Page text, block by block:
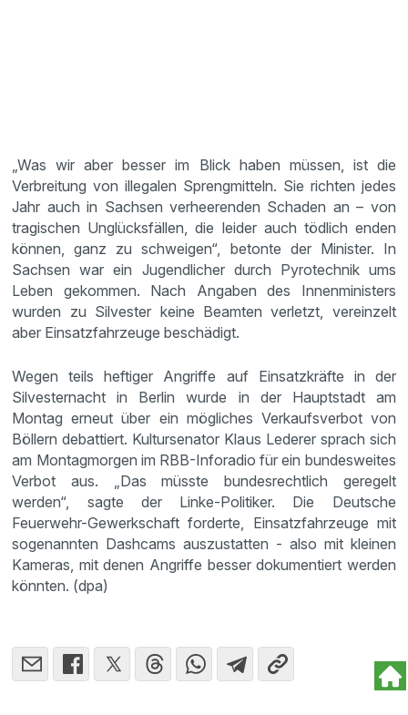
„Was wir aber besser im Blick haben müssen, ist die
Verbreitung von illegalen Sprengmitteln. Sie richten jedes
Jahr auch in Sachsen verheerenden Schaden an – von
tragischen Unglücksfällen, die leider auch tödlich enden
können, ganz zu schweigen“, betonte der Minister. In
Sachsen war ein Jugendlicher durch Pyrotechnik ums
Leben gekommen. Nach Angaben des Innenministers
wurden zu Silvester keine Beamten verletzt, vereinzelt
aber Einsatzfahrzeuge beschädigt.
Wegen teils heftiger Angriffe auf Einsatzkräfte in der
Silvesternacht in Berlin wurde in der Hauptstadt am
Montag erneut über ein mögliches Verkaufsverbot von
Böllern debattiert. Kultursenator Klaus Lederer sprach sich
am Montagmorgen im RBB-Inforadio für ein bundesweites
Verbot aus. „Das müsste bundesrechtlich geregelt
werden“, sagte der Linke-Politiker. Die Deutsche
Feuerwehr-Gewerkschaft forderte, Einsatzfahrzeuge mit
sogenannten Dashcams auszustatten - also mit kleinen
Kameras, mit denen Angriffe besser dokumentiert werden
könnten. (dpa)